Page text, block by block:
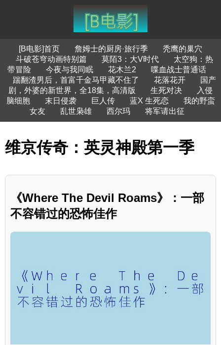
[B电影]首页 詹姆士的厨房·旅行季
秃鹰的巢穴
斗破苍穹动画特别篇
莫陌3：大V时代
太空狗：热
带冒险
今夜与我同眠 花木兰2
喋血战士普通话
踹翻渣男后，首富千金马甲藏不住了
花落花开
国产
剧，外婆的新世界，全18集，高清版
生死对决
入侵
脑细胞
末日侵袭 巨人传 蓝X 生死恋
我的野蛮
女友
乱世枭雄 西尔玛 将军请出征
维京传奇：英灵神殿第一季
《Where The Devil Roams》：一部
不容错过的恐怖佳作